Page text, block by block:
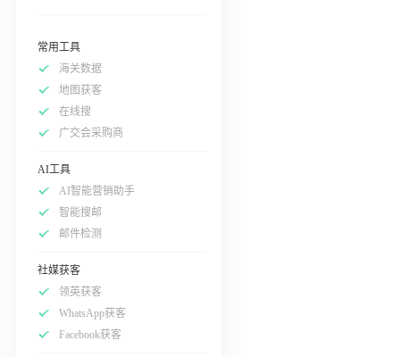
常用工具
海关数据
地图获客
在线搜
广交会采购商
AI工具
AI智能营销助手
智能搜邮
邮件检测
社媒获客
领英获客
WhatsApp获客
Facebook获客